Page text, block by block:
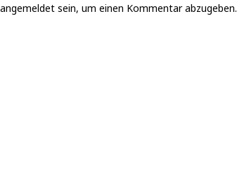
angemeldet sein, um einen Kommentar abzugeben.